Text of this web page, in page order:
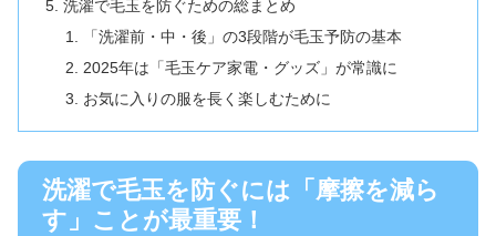
洗濯で毛玉を防ぐための総まとめ
「洗濯前・中・後」の3段階が毛玉予防の基本
2025年は「毛玉ケア家電・グッズ」が常識に
お気に入りの服を長く楽しむために
洗濯で毛玉を防ぐには「摩擦を減ら
す」ことが最重要！